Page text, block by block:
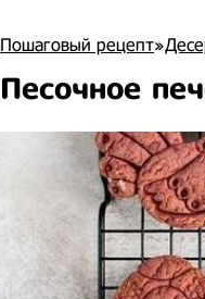
Пошаговый рецепт»
Песочное